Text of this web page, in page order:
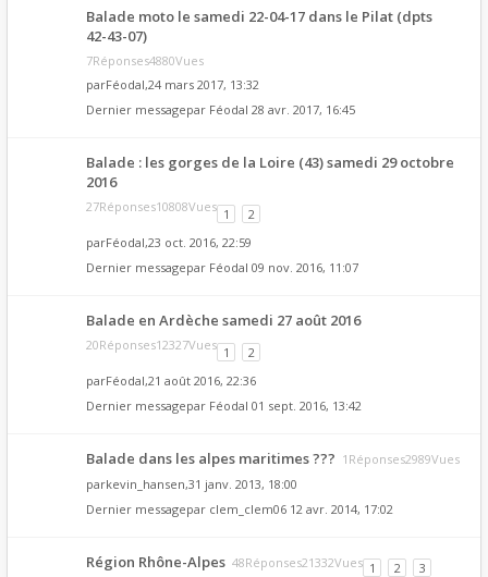
Balade moto le samedi 22-04-17 dans le Pilat (dpts
42-43-07)
7Réponses4880Vues
parFéodal,24 mars 2017, 13:32
Dernier messagepar Féodal 28 avr. 2017, 16:45
Balade : les gorges de la Loire (43) samedi 29 octobre
2016
27Réponses10808Vues 1
2
parFéodal,23 oct. 2016, 22:59
Dernier messagepar Féodal 09 nov. 2016, 11:07
Balade en Ardèche samedi 27 août 2016
20Réponses12327Vues 1
2
parFéodal,21 août 2016, 22:36
Dernier messagepar Féodal 01 sept. 2016, 13:42
Balade dans les alpes maritimes ??? 1Réponses2989Vues
parkevin_hansen,31 janv. 2013, 18:00
Dernier messagepar clem_clem06 12 avr. 2014, 17:02
Région Rhône-Alpes 48Réponses21332Vues 1 2
3